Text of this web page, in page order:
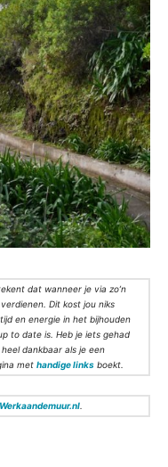
dat wanneer je via zo’n
Dit kost jou niks
en energie in het bijhouden
to date is. Heb je iets gehad
dankbaar als je een
met handige links boekt.
Werkaandemuur.nl